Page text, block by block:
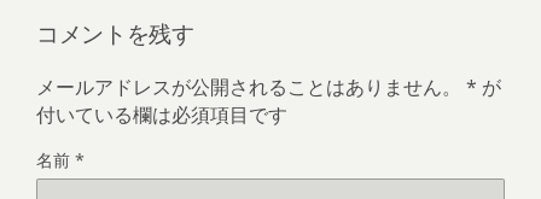
コメントを残す
メールアドレスが公開されることはありません。 * が
付いている欄は必須項目です
名前 *